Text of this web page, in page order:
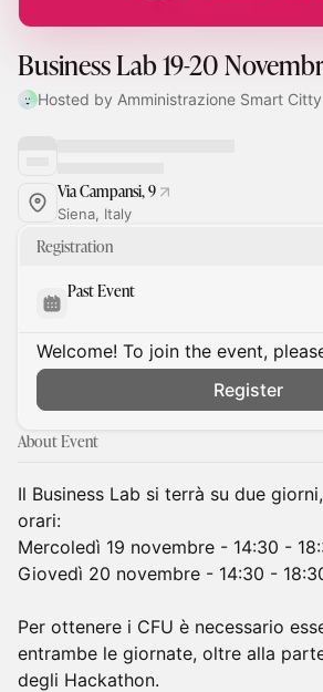
Business Lab 19-20
Hosted by Amministrazione Smart Citty
Via Campansi, 9
Siena, Italy
Registration
Past Event
Welcome! To join the event,
Register
About Event
Il Business Lab si terrà su due
orari:
Mercoledì 19 novembre - 14:30 -
Giovedì 20 novembre - 14:30 -
Per ottenere i CFU è necessario
entrambe le giornate, oltre alla
degli Hackathon.